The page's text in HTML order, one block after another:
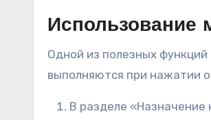
Использование
Одной из полезных
выполняются при нажатии
В разделе